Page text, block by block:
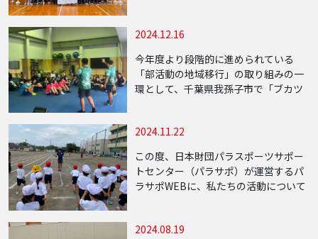
ケガ予防教室を実施しました。 ケガ予
防教室 […]
2024.12.16
今年度より段階的に進められている
「部活動の地域移行」の取り組みの一
環として、千葉県我孫子市で「ブカツ
月に部活動の新たな形として座学も交
えたマル […]
2024.11.22
この度、日本財団パラスポーツサポー
トセンター（パラサポ）が運営するパ
ラサポWEBに、私たちの活動について
ない子どもたちへ。スポーツ格差をな
2024.08.19